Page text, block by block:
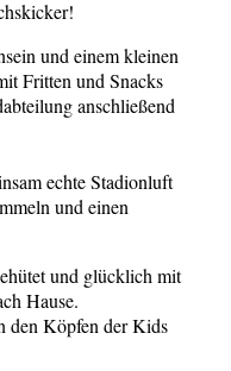
und einem kleinen
Fritten und Snacks
anschließend
echte Stadionluft
und einen
und glücklich mit
Hause.
den Köpfen der Kids